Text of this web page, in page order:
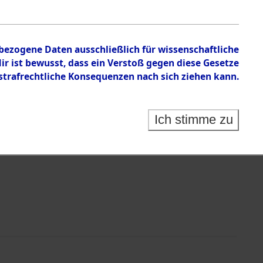
Daten ausschließlich für wissenschaftliche
bewusst, dass ein Verstoß gegen diese Gesetze
Konsequenzen nach sich ziehen kann.
Ich stimme zu